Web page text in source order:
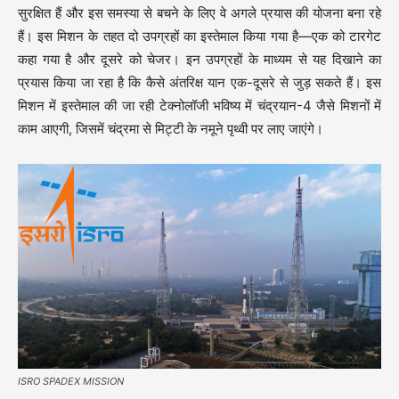
सुरक्षित हैं और इस समस्या से बचने के लिए वे अगले प्रयास की योजना बना रहे
हैं। इस मिशन के तहत दो उपग्रहों का इस्तेमाल किया गया है—एक को टारगेट
कहा गया है और दूसरे को चेजर। इन उपग्रहों के माध्यम से यह दिखाने का
प्रयास किया जा रहा है कि कैसे अंतरिक्ष यान एक-दूसरे से जुड़ सकते हैं। इस
मिशन में इस्तेमाल की जा रही टेक्नोलॉजी भविष्य में चंद्रयान-4 जैसे मिशनों में
काम आएगी, जिसमें चंद्रमा से मिट्टी के नमूने पृथ्वी पर लाए जाएंगे।
ISRO SPADEX MISSION